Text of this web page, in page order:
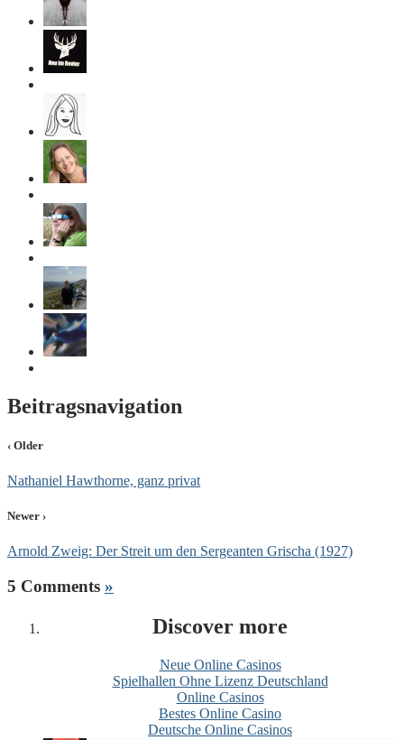
Beitragsnavigation
‹ Older
Nathaniel Hawthorne, ganz privat
Newer ›
Arnold Zweig: Der Streit um den Sergeanten Grischa (1927)
5 Comments »
Discover more
Neue Online Casinos
Spielhallen Ohne Lizenz Deutschland
Online Casinos
Bestes Online Casino
Deutsche Online Casinos